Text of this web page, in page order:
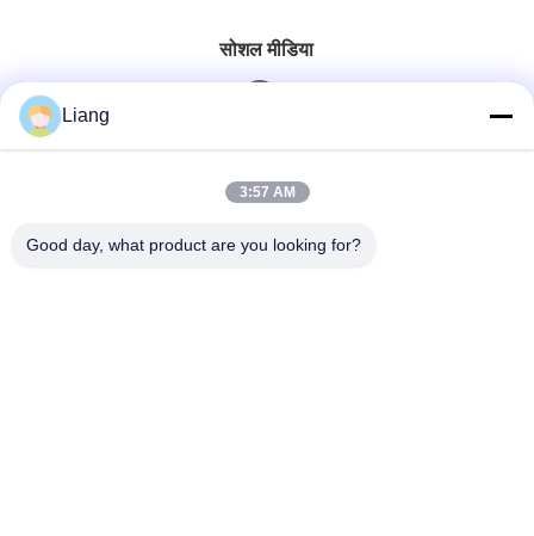
सोशल मीडिया
त्वरित संपर्क करें
Liang
3:57 AM
Good day, what product are you looking for?